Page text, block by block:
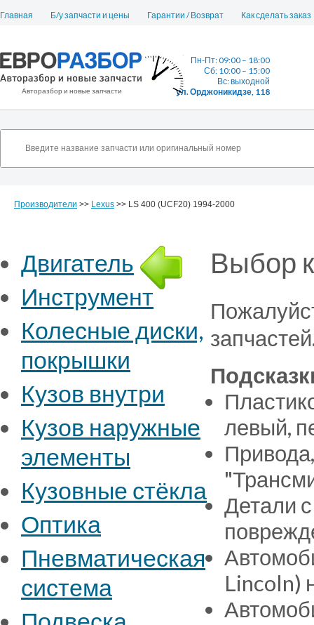
Главная Б/у запчасти и цены Гарантии / Возврат Как сделать заказ
Авторазбор и новые запчасти
Пн-Пт: 09:00 – 18:00
Сб: 10:00 – 15:00
Вс: выходной
ул. Орджоникидзе, 118
Производители >> Lexus >> LS 400 (UCF20) 1994-2000
Выбор
левый,
Детали
Lincoln)
Двигатель
Инструмент
Колесные диски,
покрышки
Кузов внутри
Кузов наружные
элементы
Кузовные стёкла
Оптика
Пневматическая
система